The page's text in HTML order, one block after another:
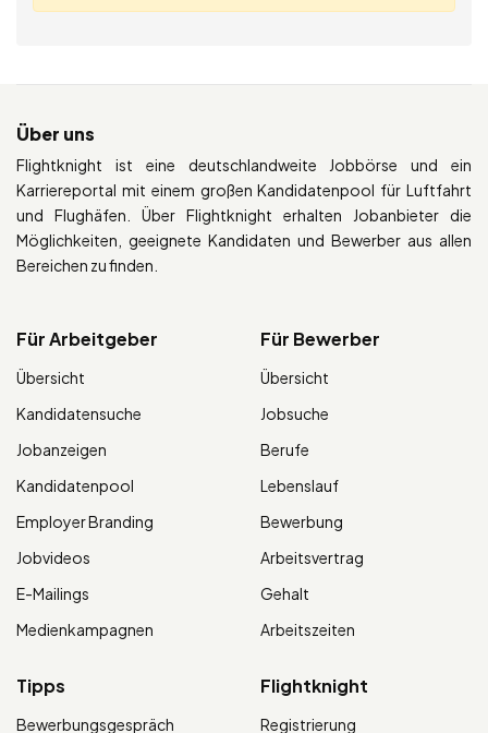
Über uns
Flightknight ist eine deutschlandweite Jobbörse und ein
Karriereportal mit einem großen Kandidatenpool für Luftfahrt
und Flughäfen. Über Flightknight erhalten Jobanbieter die
Möglichkeiten, geeignete Kandidaten und Bewerber aus allen
Bereichen zu finden.
Für Arbeitgeber
Übersicht
Kandidatensuche
Jobanzeigen
Kandidatenpool
Employer Branding
Jobvideos
E-Mailings
Medienkampagnen
Für Bewerber
Übersicht
Jobsuche
Berufe
Lebenslauf
Bewerbung
Arbeitsvertrag
Gehalt
Arbeitszeiten
Tipps
Bewerbungsgespräch
Flightknight
Registrierung